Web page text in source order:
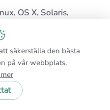
OS X, Solaris,
säkerställa den bästa
på vår webbplats.